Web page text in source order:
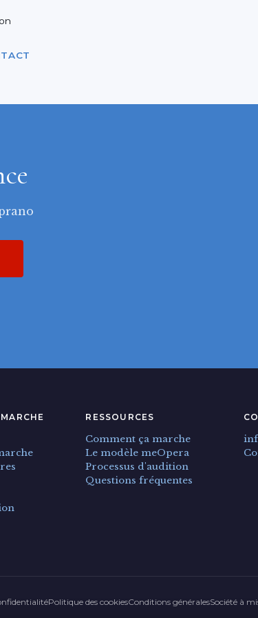
RESSOURCES
Comment ça marche
Le modèle meOpera
Processus d'audition
Questions fréquentes
Politique des cookiesConditions généralesSociété à